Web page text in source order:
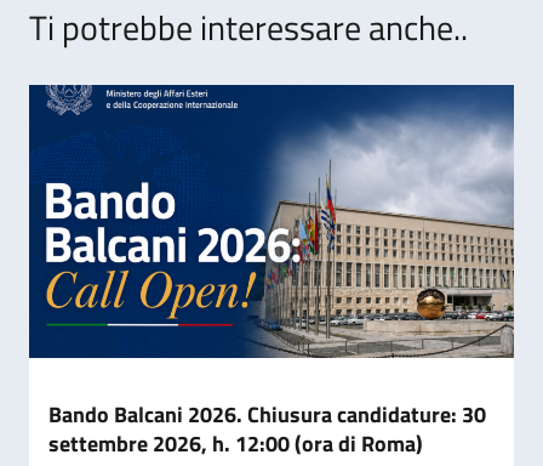
Ti potrebbe interessare anche..
Bando Balcani 2026. Chiusura candidature: 30
settembre 2026, h. 12:00 (ora di Roma)